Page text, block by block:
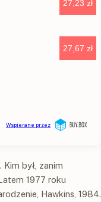
był, zanim
1977 roku
Hawkins, 1984.